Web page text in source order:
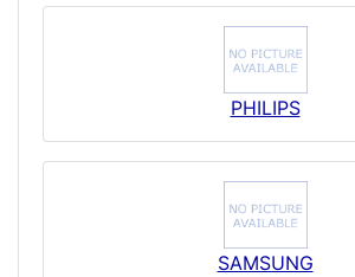
PHILIPS
SAMSUNG